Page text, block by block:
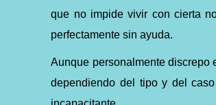
que no impide vivir con cierta
perfectamente sin ayuda.
Aunque personalmente discrepo
dependiendo del tipo y del